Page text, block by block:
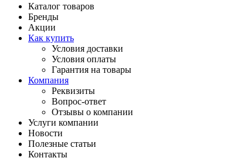
Каталог товаров
Бренды
Акции
Как купить
Условия доставки
Условия оплаты
Гарантия на товары
Компания
Реквизиты
Вопрос-ответ
Отзывы о компании
Услуги компании
Новости
Полезные статьи
Контакты